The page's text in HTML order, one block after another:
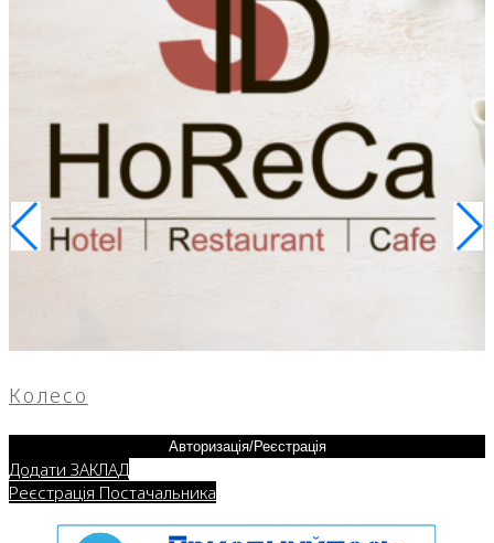
Колесо
Авторизація/Реєстрація
Додати ЗАКЛАД
Реєстрація Постачальника